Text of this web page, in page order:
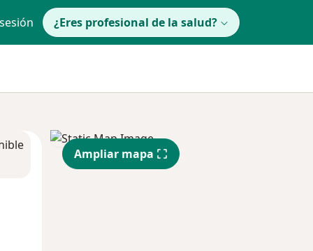
¿Eres profesional de la salud?
Ampliar mapa